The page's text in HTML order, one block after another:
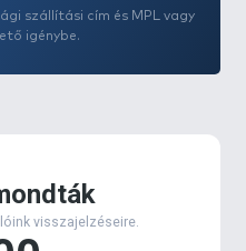
szállítási cím és MPL vagy
igénybe.